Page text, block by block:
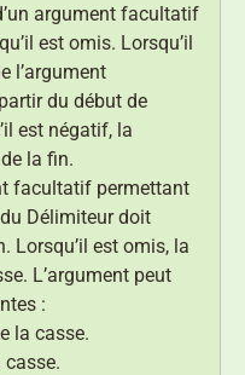
argument facultatif
est omis. Lorsqu’il
l’argument
du début de
est négatif, la
la fin.
facultatif permettant
Délimiteur doit
Lorsqu’il est omis, la
L’argument peut
:
la casse.
casse.